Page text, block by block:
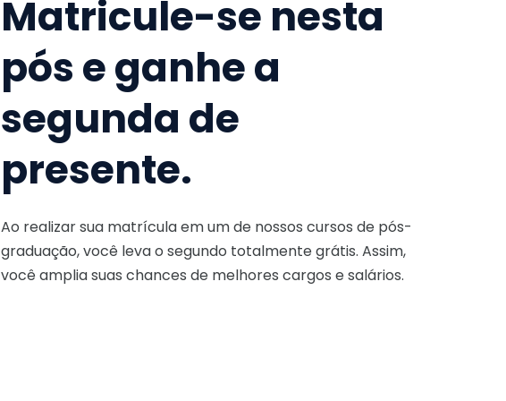
Matricule-se nesta
pós e ganhe a
segunda de
presente.
Ao realizar sua matrícula em um de nossos cursos de pós-
graduação, você leva o segundo totalmente grátis. Assim,
você amplia suas chances de melhores cargos e salários.